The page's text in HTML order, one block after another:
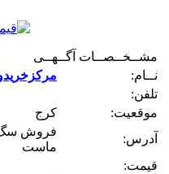
مشــخــصــات آگــهــی
نــام:
تلفن:
موقعیت:
کرج
آدرس:
فروش سگ
ماست
قیمت: